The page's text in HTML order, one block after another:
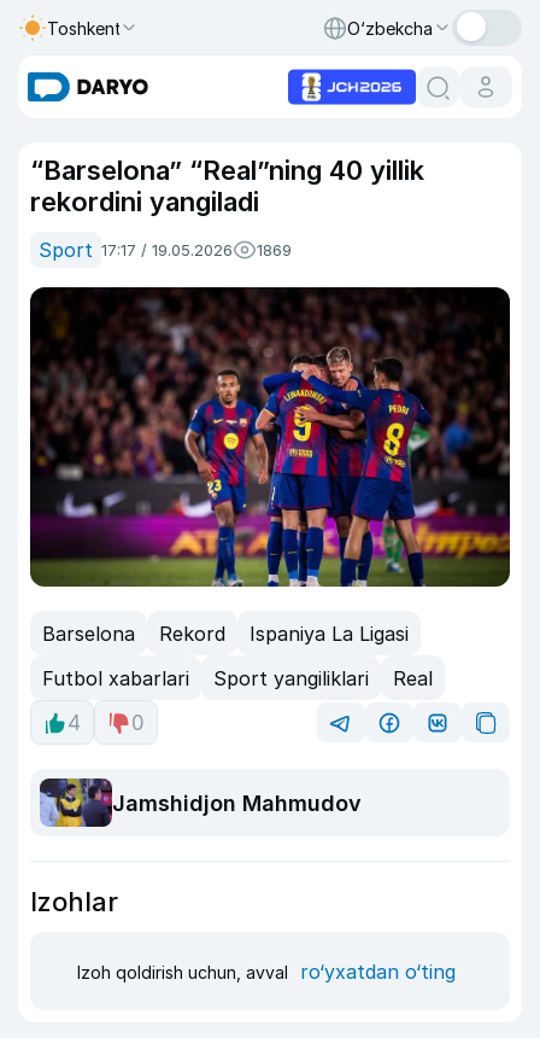
Toshkent O‘zbekcha
“Barselona” “Real”ning 40 yillik
rekordini yangiladi
Sport 17:17 / 19.05.2026 1869
Barselona Rekord
Ispaniya La Ligasi
Futbol xabarlari
Sport yangiliklari
Real
4
0
Jamshidjon Mahmudov
Izohlar
Izoh qoldirish uchun, avval ro‘yxatdan o‘ting